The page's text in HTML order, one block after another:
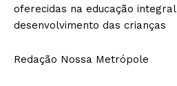
oferecidas na educação
desenvolvimento das crianças
Redação Nossa Metrópole